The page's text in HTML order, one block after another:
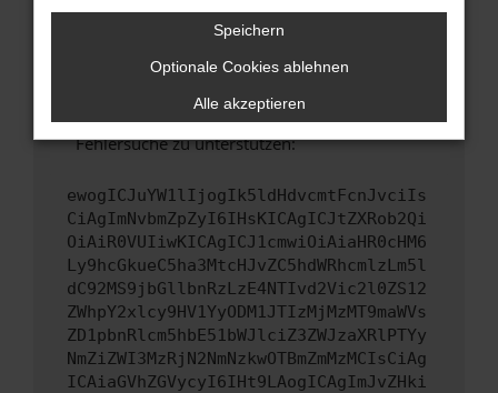
Wende dich an den Webseitenbetreiber.
Wenn du alle oben genannten Schritte versucht
hast, kontaktiere uns bitte. Wir werden
versuchen, das Problem zu beheben. Du kannst
uns diesen Text schicken, um uns bei der
Fehlersuche zu unterstützen:
ewogICJuYW1lIjogIk5ldHdvcmtFcnJvciIs
CiAgImNvbmZpZyI6IHsKICAgICJtZXRob2Qi
OiAiR0VUIiwKICAgICJ1cmwiOiAiaHR0cHM6
Ly9hcGkueC5ha3MtcHJvZC5hdWRhcmlzLm5l
dC92MS9jbGllbnRzLzE4NTIvd2Vic2l0ZS12
ZWhpY2xlcy9HV1YyODM1JTIzMjMzMT9maWVs
ZD1pbnRlcm5hbE51bWJlciZ3ZWJzaXRlPTYy
NmZiZWI3MzRjN2NmNzkwOTBmZmMzMCIsCiAg
ICAiaGVhZGVycyI6IHt9LAogICAgImJvZHki
Speichern
Optionale Cookies ablehnen
Alle akzeptieren